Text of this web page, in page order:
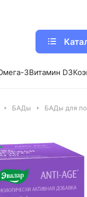
3Витамин D3
БАДы БАДы для